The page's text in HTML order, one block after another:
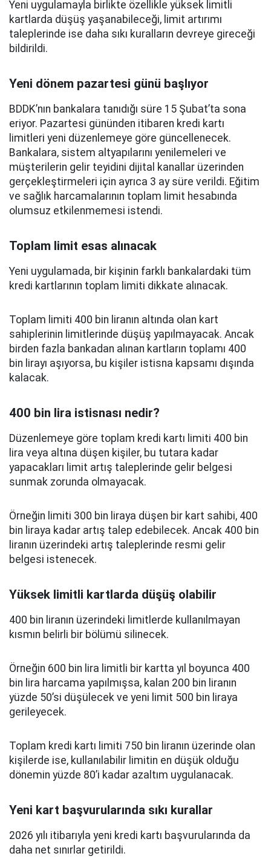
Yeni uygulamayla birlikte özellikle yüksek limitli
kartlarda düşüş yaşanabileceği, limit artırımı
taleplerinde ise daha sıkı kuralların devreye gireceği
bildirildi.
Yeni dönem pazartesi günü başlıyor
BDDK’nın bankalara tanıdığı süre 15 Şubat’ta sona
eriyor. Pazartesi gününden itibaren kredi kartı
limitleri yeni düzenlemeye göre güncellenecek.
Bankalara, sistem altyapılarını yenilemeleri ve
müşterilerin gelir teyidini dijital kanallar üzerinden
gerçekleştirmeleri için ayrıca 3 ay süre verildi. Eğitim
ve sağlık harcamalarının toplam limit hesabında
olumsuz etkilenmemesi istendi.
Toplam limit esas alınacak
Yeni uygulamada, bir kişinin farklı bankalardaki tüm
kredi kartlarının toplam limiti dikkate alınacak.
Toplam limiti 400 bin liranın altında olan kart
sahiplerinin limitlerinde düşüş yapılmayacak. Ancak
birden fazla bankadan alınan kartların toplamı 400
bin lirayı aşıyorsa, bu kişiler istisna kapsamı dışında
kalacak.
400 bin lira istisnası nedir?
Düzenlemeye göre toplam kredi kartı limiti 400 bin
lira veya altına düşen kişiler, bu tutara kadar
yapacakları limit artış taleplerinde gelir belgesi
sunmak zorunda olmayacak.
Örneğin limiti 300 bin liraya düşen bir kart sahibi, 400
bin liraya kadar artış talep edebilecek. Ancak 400 bin
liranın üzerindeki artış taleplerinde resmi gelir
belgesi istenecek.
Yüksek limitli kartlarda düşüş olabilir
400 bin liranın üzerindeki limitlerde kullanılmayan
kısmın belirli bir bölümü silinecek.
Örneğin 600 bin lira limitli bir kartta yıl boyunca 400
bin lira harcama yapılmışsa, kalan 200 bin liranın
yüzde 50’si düşülecek ve yeni limit 500 bin liraya
gerileyecek.
Toplam kredi kartı limiti 750 bin liranın üzerinde olan
kişilerde ise, kullanılabilir limitin en düşük olduğu
dönemin yüzde 80’i kadar azaltım uygulanacak.
Yeni kart başvurularında sıkı kurallar
2026 yılı itibarıyla yeni kredi kartı başvurularında da
daha net sınırlar getirildi.